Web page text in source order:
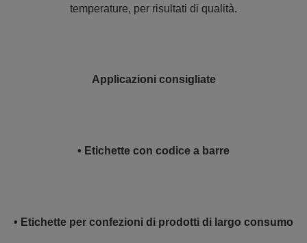
temperature, per risultati di qualità.
Applicazioni consigliate
• Etichette con codice a barre
• Etichette per confezioni di prodotti di largo consumo